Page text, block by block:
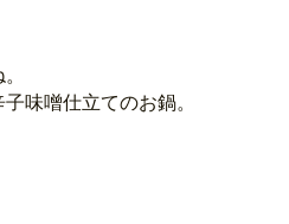
味噌仕立てのお鍋。